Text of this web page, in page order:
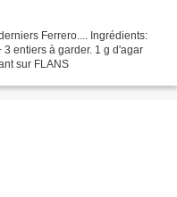
Ferrero.... Ingrédients:
entiers à garder. 1 g d'agar
sur FLANS